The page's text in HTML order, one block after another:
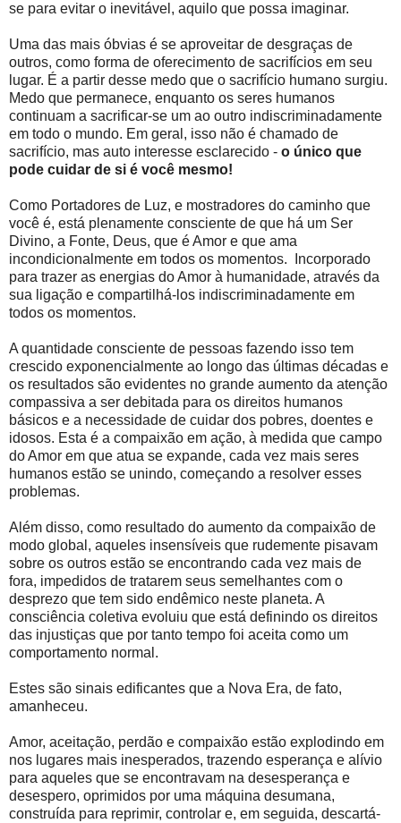
se para evitar o inevitável, aquilo que possa imaginar.
Uma das mais óbvias é se aproveitar de desgraças de
outros, como forma de oferecimento de sacrifícios em seu
lugar. É a partir desse medo que o sacrifício humano surgiu.
Medo que permanece, enquanto os seres humanos
continuam a sacrificar-se um ao outro indiscriminadamente
em todo o mundo. Em geral, isso não é chamado de
sacrifício, mas auto interesse esclarecido - o único que
pode cuidar de si é você mesmo!
Como Portadores de Luz, e mostradores do caminho que
você é, está plenamente consciente de que há um Ser
Divino, a Fonte, Deus, que é Amor e que ama
incondicionalmente em todos os momentos. Incorporado
para trazer as energias do Amor à humanidade, através da
sua ligação e compartilhá-los indiscriminadamente em
todos os momentos.
A quantidade consciente de pessoas fazendo isso tem
crescido exponencialmente ao longo das últimas décadas e
os resultados são evidentes no grande aumento da atenção
compassiva a ser debitada para os direitos humanos
básicos e a necessidade de cuidar dos pobres, doentes e
idosos. Esta é a compaixão em ação, à medida que campo
do Amor em que atua se expande, cada vez mais seres
humanos estão se unindo, começando a resolver esses
problemas.
Além disso, como resultado do aumento da compaixão de
modo global, aqueles insensíveis que rudemente pisavam
sobre os outros estão se encontrando cada vez mais de
fora, impedidos de tratarem seus semelhantes com o
desprezo que tem sido endêmico neste planeta. A
consciência coletiva evoluiu que está definindo os direitos
das injustiças que por tanto tempo foi aceita como um
comportamento normal.
Estes são sinais edificantes que a Nova Era, de fato,
amanheceu.
Amor, aceitação, perdão e compaixão estão explodindo em
nos lugares mais inesperados, trazendo esperança e alívio
para aqueles que se encontravam na desesperança e
desespero, oprimidos por uma máquina desumana,
construída para reprimir, controlar e, em seguida, descartá-